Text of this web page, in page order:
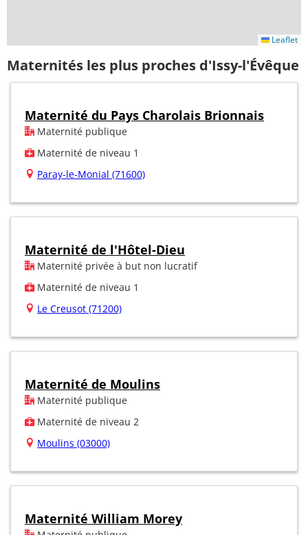
Leaflet
Maternités les plus proches d'Issy-l'Évêque
Maternité du Pays Charolais Brionnais
Maternité publique
Maternité de niveau 1
Paray-le-Monial (71600)
Maternité de l'Hôtel-Dieu
Maternité privée à but non lucratif
Maternité de niveau 1
Le Creusot (71200)
Maternité de Moulins
Maternité publique
Maternité de niveau 2
Moulins (03000)
Maternité William Morey